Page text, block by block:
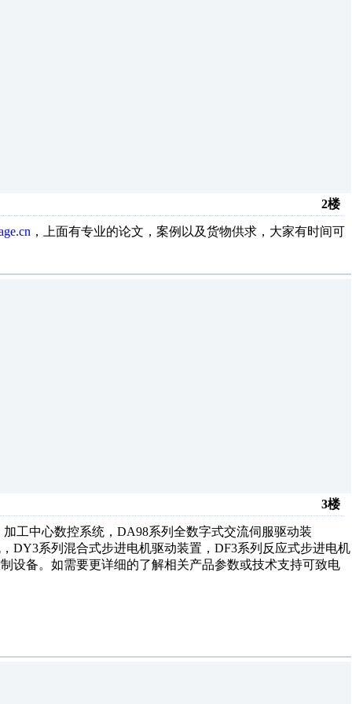
2楼
，上面有专业的论文，案例以及货物供求，大家有时间可
3楼
工中心数控系统，DA98系列全数字式交流伺服驱动装
DY3系列混合式步进电机驱动装置，DF3系列反应式步进电机
设备。如需要更详细的了解相关产品参数或技术支持可致电